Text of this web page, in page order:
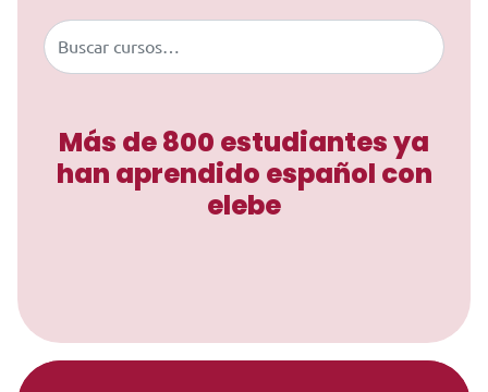
Buscar
Más de 800 estudiantes ya
han aprendido español con
elebe